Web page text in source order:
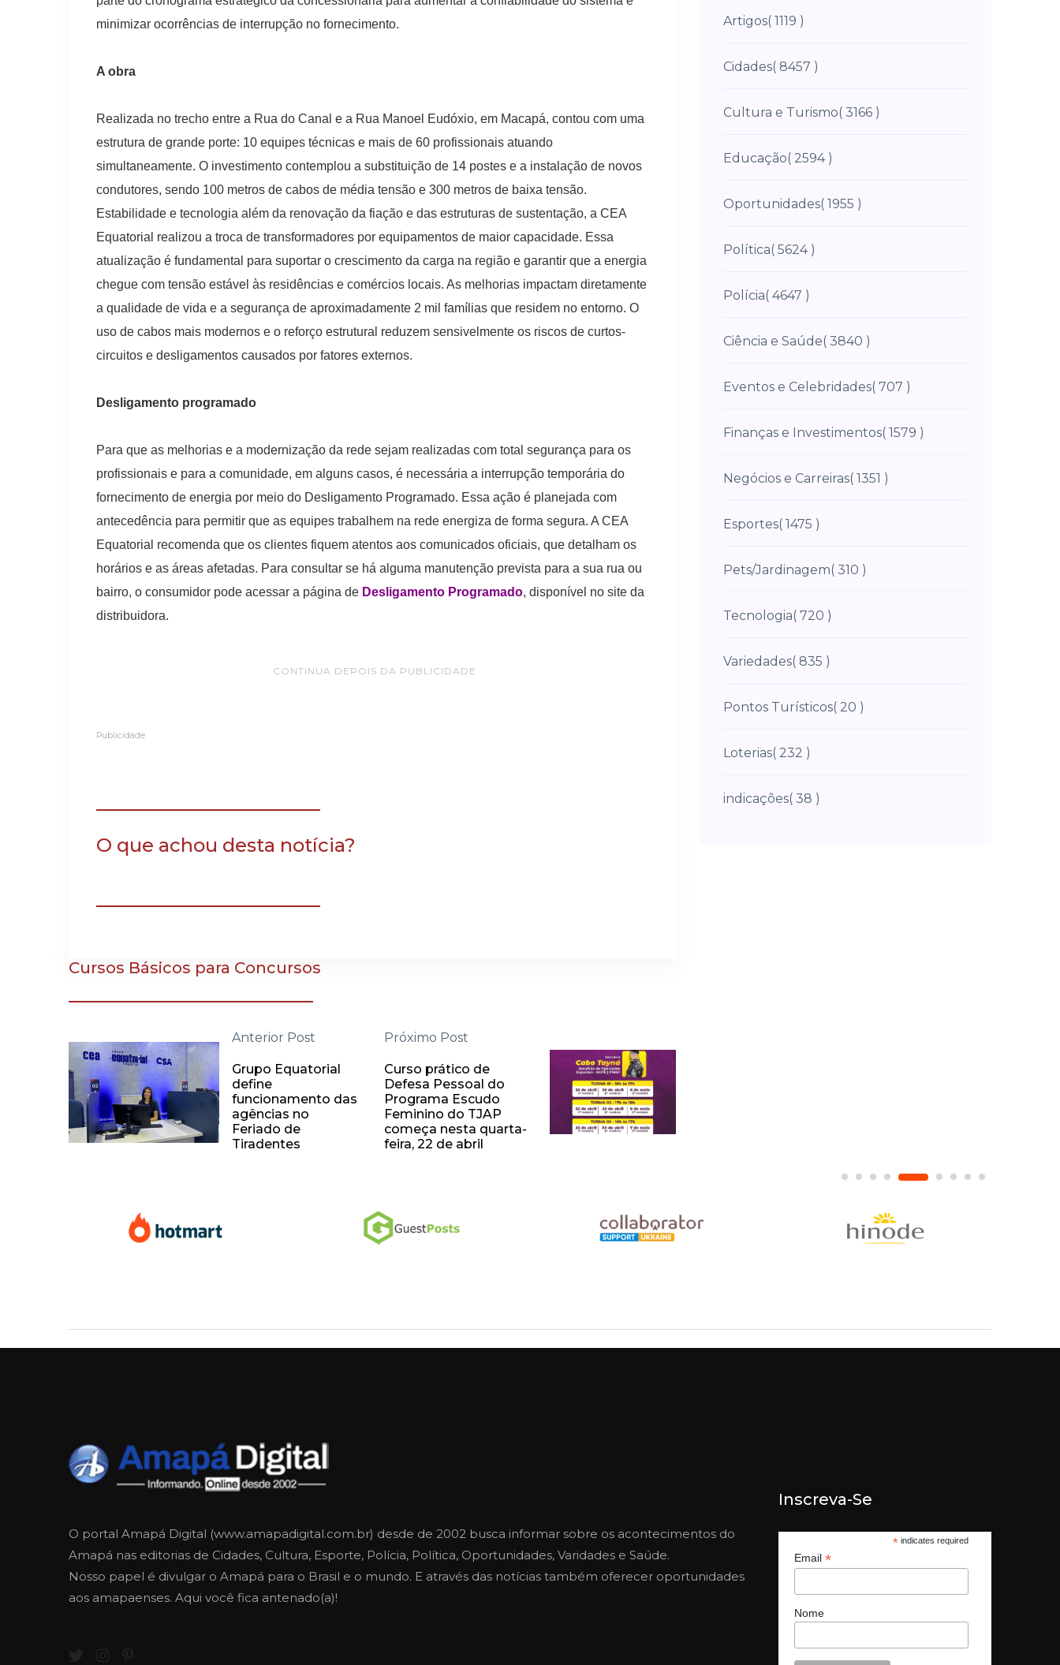
minimizar ocorrências de interrupção no fornecimento.
A obra
Realizada no trecho entre a Rua do Canal e a Rua Manoel Eudóxio, em Macapá, contou com uma
estrutura de grande porte: 10 equipes técnicas e mais de 60 profissionais atuando
simultaneamente. O investimento contemplou a substituição de 14 postes e a instalação de novos
condutores, sendo 100 metros de cabos de média tensão e 300 metros de baixa tensão.
Estabilidade e tecnologia além da renovação da fiação e das estruturas de sustentação, a CEA
Equatorial realizou a troca de transformadores por equipamentos de maior capacidade. Essa
atualização é fundamental para suportar o crescimento da carga na região e garantir que a energia
chegue com tensão estável às residências e comércios locais. As melhorias impactam diretamente
a qualidade de vida e a segurança de aproximadamente 2 mil famílias que residem no entorno. O
uso de cabos mais modernos e o reforço estrutural reduzem sensivelmente os riscos de curtos-
circuitos e desligamentos causados por fatores externos.
Desligamento programado
Para que as melhorias e a modernização da rede sejam realizadas com total segurança para os
profissionais e para a comunidade, em alguns casos, é necessária a interrupção temporária do
fornecimento de energia por meio do Desligamento Programado. Essa ação é planejada com
antecedência para permitir que as equipes trabalhem na rede energiza de forma segura. A CEA
Equatorial recomenda que os clientes fiquem atentos aos comunicados oficiais, que detalham os
horários e as áreas afetadas. Para consultar se há alguma manutenção prevista para a sua rua ou
bairro, o consumidor pode acessar a página de Desligamento Programado, disponível no site da
distribuidora.
CONTINUA DEPOIS DA PUBLICIDADE
Publicidade
O que achou desta notícia?
Cursos Básicos para Concursos
Anterior Post
Grupo Equatorial
define
funcionamento das
agências no
Feriado de
Tiradentes
Próximo Post
Curso prático de
Defesa Pessoal do
Programa Escudo
Feminino do TJAP
começa nesta quarta-
feira, 22 de abril
Artigos( 1119 )
Cidades( 8457 )
Cultura e Turismo( 3166 )
Educação( 2594 )
Oportunidades( 1955 )
Política( 5624 )
Polícia( 4647 )
Ciência e Saúde( 3840 )
Eventos e Celebridades( 707 )
Finanças e Investimentos( 1579 )
Negócios e Carreiras( 1351 )
Esportes( 1475 )
Pets/Jardinagem( 310 )
Tecnologia( 720 )
Variedades( 835 )
Pontos Turísticos( 20 )
Loterias( 232 )
indicações( 38 )
O portal Amapá Digital (www.amapadigital.com.br) desde de 2002 busca informar sobre os acontecimentos do
Amapá nas editorias de Cidades, Cultura, Esporte, Polícia, Política, Oportunidades, Varidades e Saúde.
Nosso papel é divulgar o Amapá para o Brasil e o mundo. E através das notícias também oferecer oportunidades
aos amapaenses. Aqui você fica antenado(a)!
Inscreva-Se
*indicates required
Email *
Nome